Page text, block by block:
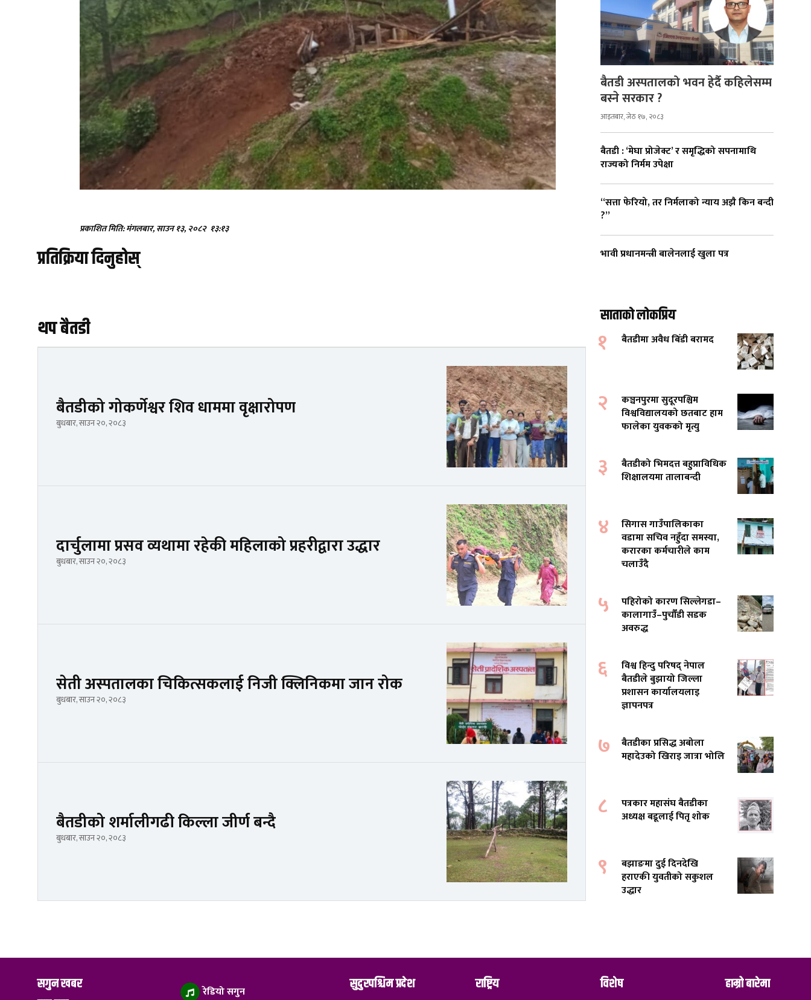
प्रकाशित मिति: मंगलबार, साउन १३, २०८२ १३:१३
प्रतिक्रिया दिनुहोस्
थप बैतडी
बैतडीको गोकर्णेश्वर शिव धाममा वृक्षारोपण
बुधबार, साउन २०, २०८३
दार्चुलामा प्रसव व्यथामा रहेकी महिलाको प्रहरीद्वारा उद्धार
बुधबार, साउन २०, २०८३
सेती अस्पतालका चिकित्सकलाई निजी क्लिनिकमा जान रोक
बुधबार, साउन २०, २०८३
बैतडीको शर्मालीगढी किल्ला जीर्ण बन्दै
बुधबार, साउन २०, २०८३
बैतडी अस्पतालको भवन हेर्दै कहिलेसम्म
बस्ने सरकार ?
आइतबार, जेठ १७, २०८३
बैतडी : ‘मेघा प्रोजेक्ट’ र समृद्धिको सपनामाथि
राज्यको निर्मम उपेक्षा
“सत्ता फेरियो, तर निर्मलाको न्याय अझै किन बन्दी
?”
भावी प्रधानमन्त्री बालेनलाई खुला पत्र
साताको लोकप्रिय
१ बैतडीमा अवैध बिँडी बरामद
२
कञ्चनपुरमा सुदूरपश्चिम
विश्वविद्यालयको छतबाट हाम
फालेका युवकको मृत्यु
३
बैतडीको भिमदत्त बहुप्राविधिक
शिक्षालयमा तालाबन्दी
४
सिगास गाउँपालिकाका
वडामा सचिव नहुँदा समस्या,
करारका कर्मचारीले काम
चलाउँदै
५
पहिरोको कारण सिल्लेगडा–
कालागाउँ–पुर्चौंडी सडक
अवरुद्ध
६
विश्व हिन्दु परिषद् नेपाल
बैतडीले बुझायो जिल्ला
प्रशासन कार्यालयलाइ
ज्ञापनपत्र
७
बैतडीका प्रसिद्ध अबोला
महादेउको खिराइ जात्रा भोलि
८
पत्रकार महासंघ बैतडीका
अध्यक्ष बडूलाई पितृ शोक
९
बझाङमा दुई दिनदेखि
हराएकी युवतीको सकुशल
उद्धार
सगुन खबर रेडियो सगुन सुदुरपश्चिम प्रदेश राष्ट्रिय विशेष हाम्रो बारेमा